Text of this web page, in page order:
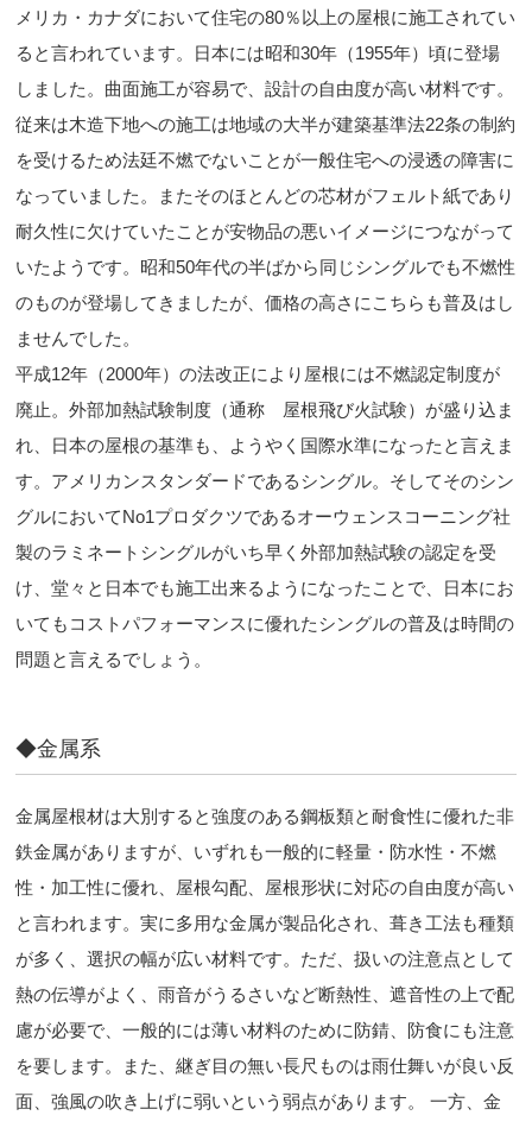
メリカ・カナダにおいて住宅の80％以上の屋根に施工されてい
ると言われています。日本には昭和30年（1955年）頃に登場
しました。曲面施工が容易で、設計の自由度が高い材料です。
従来は木造下地への施工は地域の大半が建築基準法22条の制約
を受けるため法廷不燃でないことが一般住宅への浸透の障害に
なっていました。またそのほとんどの芯材がフェルト紙であり
耐久性に欠けていたことが安物品の悪いイメージにつながって
いたようです。昭和50年代の半ばから同じシングルでも不燃性
のものが登場してきましたが、価格の高さにこちらも普及はし
ませんでした。
平成12年（2000年）の法改正により屋根には不燃認定制度が
廃止。外部加熱試験制度（通称 屋根飛び火試験）が盛り込ま
れ、日本の屋根の基準も、ようやく国際水準になったと言えま
す。アメリカンスタンダードであるシングル。そしてそのシン
グルにおいてNo1プロダクツであるオーウェンスコーニング社
製のラミネートシングルがいち早く外部加熱試験の認定を受
け、堂々と日本でも施工出来るようになったことで、日本にお
いてもコストパフォーマンスに優れたシングルの普及は時間の
問題と言えるでしょう。
◆金属系
金属屋根材は大別すると強度のある鋼板類と耐食性に優れた非
鉄金属がありますが、いずれも一般的に軽量・防水性・不燃
性・加工性に優れ、屋根勾配、屋根形状に対応の自由度が高い
と言われます。実に多用な金属が製品化され、葺き工法も種類
が多く、選択の幅が広い材料です。ただ、扱いの注意点として
熱の伝導がよく、雨音がうるさいなど断熱性、遮音性の上で配
慮が必要で、一般的には薄い材料のために防錆、防食にも注意
を要します。また、継ぎ目の無い長尺ものは雨仕舞いが良い反
面、強風の吹き上げに弱いという弱点があります。 一方、金